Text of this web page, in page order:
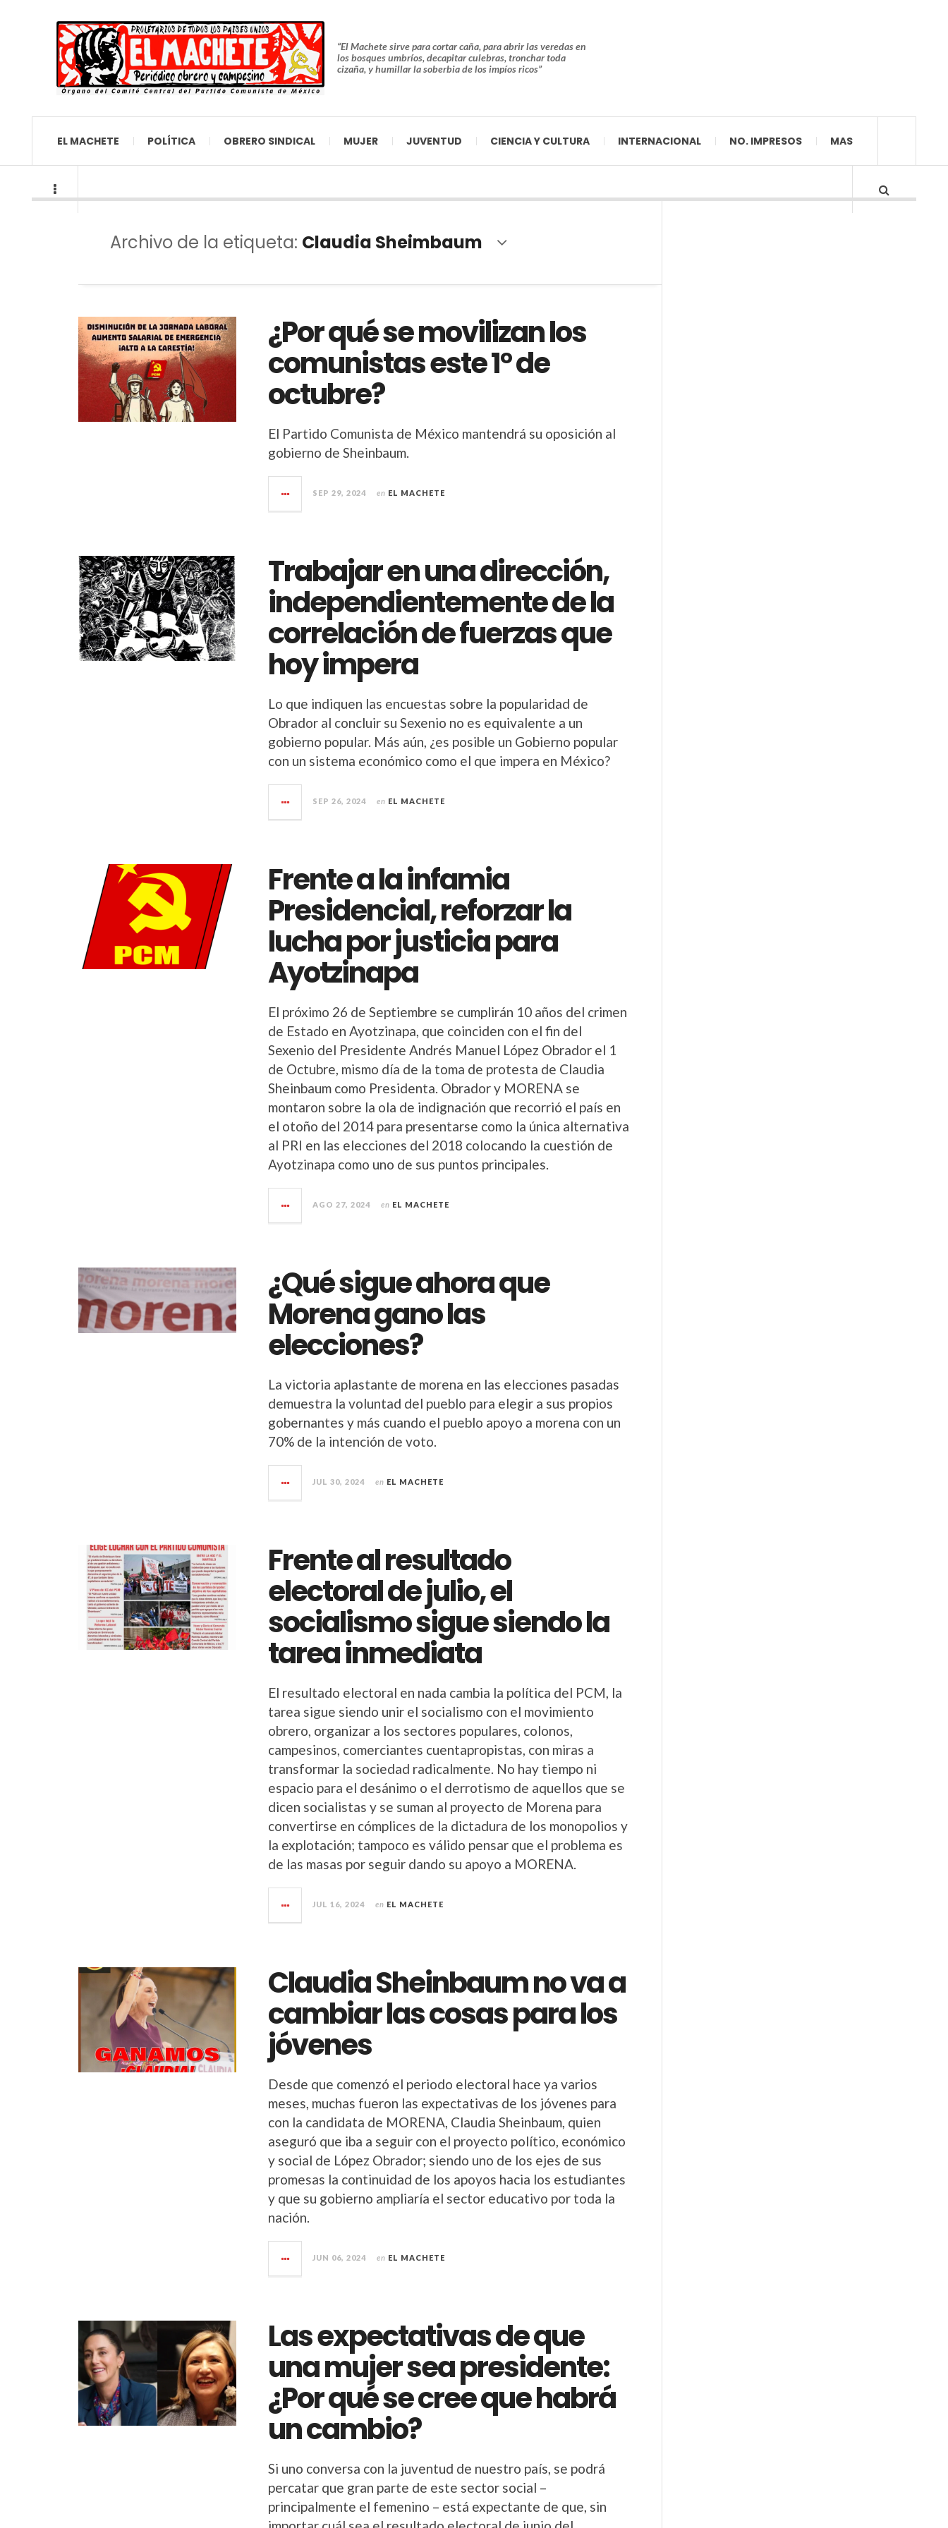
“El Machete sirve para cortar caña, para abrir las veredas en
los bosques umbríos, decapitar culebras, tronchar toda
cizaña, y humillar la soberbia de los impíos ricos”
EL MACHETE POLÍTICA OBRERO SINDICAL MUJER JUVENTUD CIENCIA Y CULTURA INTERNACIONAL NO. IMPRESOS MAS
Archivo de la etiqueta: Claudia Sheimbaum
¿Por qué se movilizan los
comunistas este 1° de
octubre?
El Partido Comunista de México mantendrá su oposición al
gobierno de Sheinbaum.
SEP 29, 2024 en EL MACHETE
Trabajar en una dirección,
independientemente de la
correlación de fuerzas que
hoy impera
Lo que indiquen las encuestas sobre la popularidad de
Obrador al concluir su Sexenio no es equivalente a un
gobierno popular. Más aún, ¿es posible un Gobierno popular
con un sistema económico como el que impera en México?
SEP 26, 2024 en EL MACHETE
Frente a la infamia
Presidencial, reforzar la
lucha por justicia para
Ayotzinapa
El próximo 26 de Septiembre se cumplirán 10 años del crimen
de Estado en Ayotzinapa, que coinciden con el fin del
Sexenio del Presidente Andrés Manuel López Obrador el 1
de Octubre, mismo día de la toma de protesta de Claudia
Sheinbaum como Presidenta. Obrador y MORENA se
montaron sobre la ola de indignación que recorrió el país en
el otoño del 2014 para presentarse como la única alternativa
al PRI en las elecciones del 2018 colocando la cuestión de
Ayotzinapa como uno de sus puntos principales.
AGO 27, 2024 en EL MACHETE
¿Qué sigue ahora que
Morena gano las
elecciones?
La victoria aplastante de morena en las elecciones pasadas
demuestra la voluntad del pueblo para elegir a sus propios
gobernantes y más cuando el pueblo apoyo a morena con un
70% de la intención de voto.
JUL 30, 2024 en EL MACHETE
Frente al resultado
electoral de julio, el
socialismo sigue siendo la
tarea inmediata
El resultado electoral en nada cambia la política del PCM, la
tarea sigue siendo unir el socialismo con el movimiento
obrero, organizar a los sectores populares, colonos,
campesinos, comerciantes cuentapropistas, con miras a
transformar la sociedad radicalmente. No hay tiempo ni
espacio para el desánimo o el derrotismo de aquellos que se
dicen socialistas y se suman al proyecto de Morena para
convertirse en cómplices de la dictadura de los monopolios y
la explotación; tampoco es válido pensar que el problema es
de las masas por seguir dando su apoyo a MORENA.
JUL 16, 2024 en EL MACHETE
Claudia Sheinbaum no va a
cambiar las cosas para los
jóvenes
Desde que comenzó el periodo electoral hace ya varios
meses, muchas fueron las expectativas de los jóvenes para
con la candidata de MORENA, Claudia Sheinbaum, quien
aseguró que iba a seguir con el proyecto político, económico
y social de López Obrador; siendo uno de los ejes de sus
promesas la continuidad de los apoyos hacia los estudiantes
y que su gobierno ampliaría el sector educativo por toda la
nación.
JUN 06, 2024 en EL MACHETE
Las expectativas de que
una mujer sea presidente:
¿Por qué se cree que habrá
un cambio?
Si uno conversa con la juventud de nuestro país, se podrá
percatar que gran parte de este sector social –
principalmente el femenino – está expectante de que, sin